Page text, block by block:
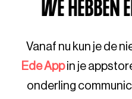
WE HEBBEN
Vanaf nu kun je de
Ede Appin je
onderling